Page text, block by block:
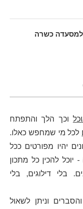
למסעדה כשרה
וכך הלך והתפתח
לכל מי שמחפש כאלו.
יהיו מפורטים ככל
להכין כל מתכון
בלי דילוגים, בלי
וניתן לשאול